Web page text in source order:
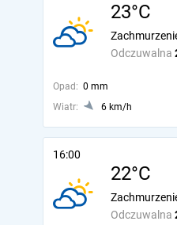
23°C
Odczuwalna
Opad: 0 mm
Wiatr:
6 km/h
16:00
22°C
Odczuwalna